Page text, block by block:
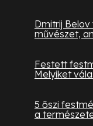
Dmitrij
művészet,
Festett
Melyiket
5 őszi
a